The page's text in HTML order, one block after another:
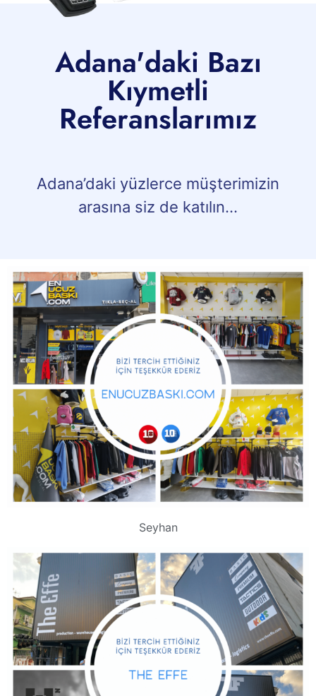
Adana'daki Bazı
Kıymetli
Referanslarımız
Adana’daki yüzlerce müşterimizin
arasına siz de katılın…
Seyhan